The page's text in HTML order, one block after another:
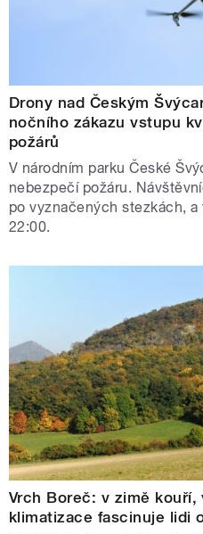
Drony nad Českým
nočního zákazu vstupu
požárů
V národním parku České
nebezpečí požáru.
po vyznačených stezkách,
22:00.
Vrch Boreč: v zimě
klimatizace fascinuje lidi